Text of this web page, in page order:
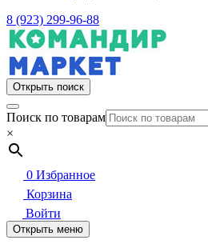
8 (923) 299-96-88
Открыть поиск
Поиск по товарам
×
0 Избранное
Корзина
Войти
Открыть меню